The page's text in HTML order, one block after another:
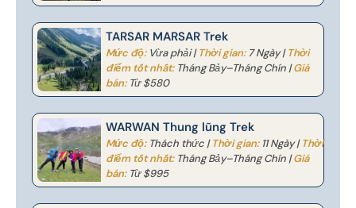
TARSAR MARSAR Trek
Mức độ:Vừa phải |Thời gian:7 Ngày |Thời
điểm tốt nhất:Tháng Bảy–Tháng Chín |Giá
bán:Từ $580
WARWAN Thung lũng Trek
Mức độ:Thách thức |Thời gian:11 Ngày |Thời
điểm tốt nhất:Tháng Bảy–Tháng Chín |Giá
bán:Từ $995